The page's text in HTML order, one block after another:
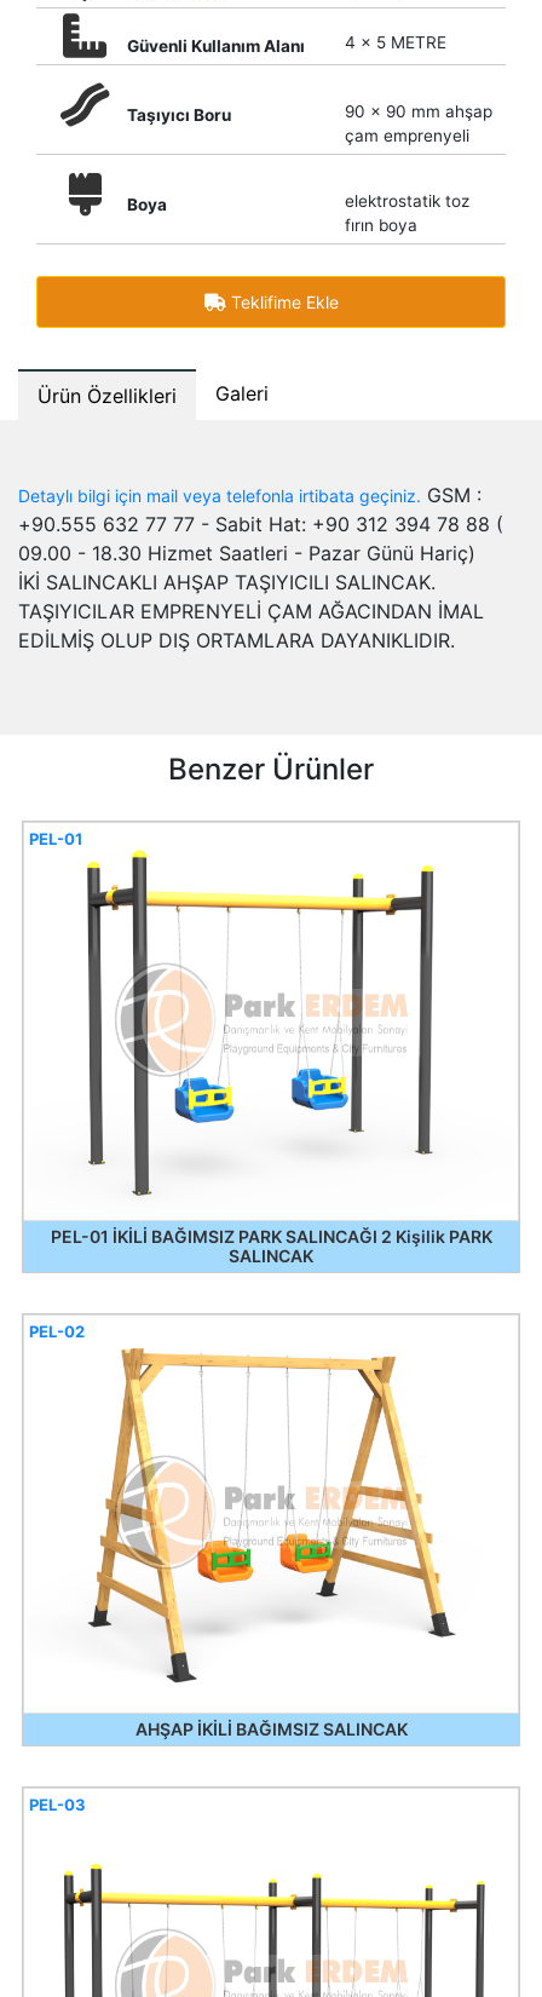
Güvenli Kullanım Alanı 4 x 5 METRE
Taşıyıcı Boru
90 x 90 mm ahşap
çam emprenyeli
Boya
elektrostatik toz
fırın boya
Teklifime Ekle
Ürün Özellikleri Galeri
Detaylı bilgi için mail veya telefonla irtibata geçiniz. GSM :
+90.555 632 77 77 - Sabit Hat: +90 312 394 78 88 (
09.00 - 18.30 Hizmet Saatleri - Pazar Günü Hariç)
İKİ SALINCAKLI AHŞAP TAŞIYICILI SALINCAK.
TAŞIYICILAR EMPRENYELİ ÇAM AĞACINDAN İMAL
EDİLMİŞ OLUP DIŞ ORTAMLARA DAYANIKLIDIR.
Benzer Ürünler
PEL-01 İKİLİ BAĞIMSIZ PARK SALINCAĞI 2 Kişilik PARK
SALINCAK
PEL-01
AHŞAP İKİLİ BAĞIMSIZ SALINCAK
PEL-02
PEL-03